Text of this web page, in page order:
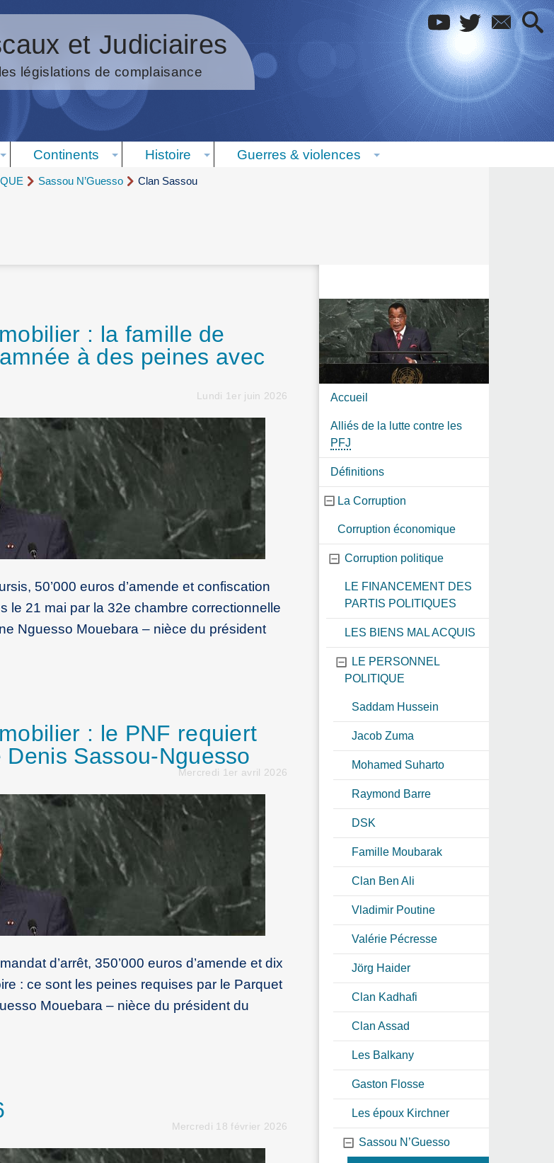
et Judiciaires
législations de complaisance
Continents Histoire Guerres & violences
Sassou N’Guesso Clan Sassou
: la famille de
à des peines avec
Lundi 1er juin 2026
50’000 euros d’amende et confiscation
le 21 mai par la 32e chambre correctionnelle
Nguesso Mouebara – nièce du président
: le PNF requiert
Sassou-Nguesso
Mercredi 1er avril 2026
d’arrêt, 350’000 euros d’amende et dix
: ce sont les peines requises par le Parquet
Mouebara – nièce du président du
Mercredi 18 février 2026
Accueil
Alliés de la lutte contre les
PFJ
Définitions
La Corruption
Corruption économique
Corruption politique
LE FINANCEMENT DES
PARTIS POLITIQUES
LES BIENS MAL ACQUIS
LE PERSONNEL
POLITIQUE
Saddam Hussein
Jacob Zuma
Mohamed Suharto
Raymond Barre
DSK
Famille Moubarak
Clan Ben Ali
Vladimir Poutine
Valérie Pécresse
Jörg Haider
Clan Kadhafi
Clan Assad
Les Balkany
Gaston Flosse
Les époux Kirchner
Sassou N’Guesso